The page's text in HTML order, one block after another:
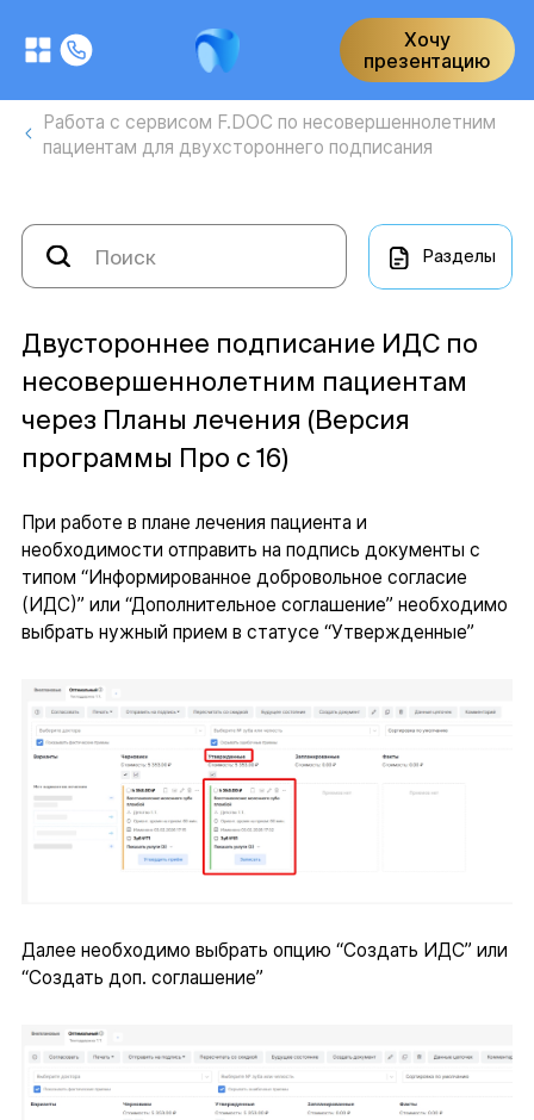
Хочу
презентацию
Работа с сервисом F.DOC по несовершеннолетним
пациентам для двухстороннего подписания
Разделы
Двустороннее подписание ИДС по
несовершеннолетним пациентам
через Планы лечения (Версия
программы Про с 16)
При работе в плане лечения пациента и
необходимости отправить на подпись документы с
типом “Информированное добровольное согласие
(ИДС)” или “Дополнительное соглашение” необходимо
выбрать нужный прием в статусе “Утвержденные”
Далее необходимо выбрать опцию “Создать ИДС” или
“Создать доп. соглашение”